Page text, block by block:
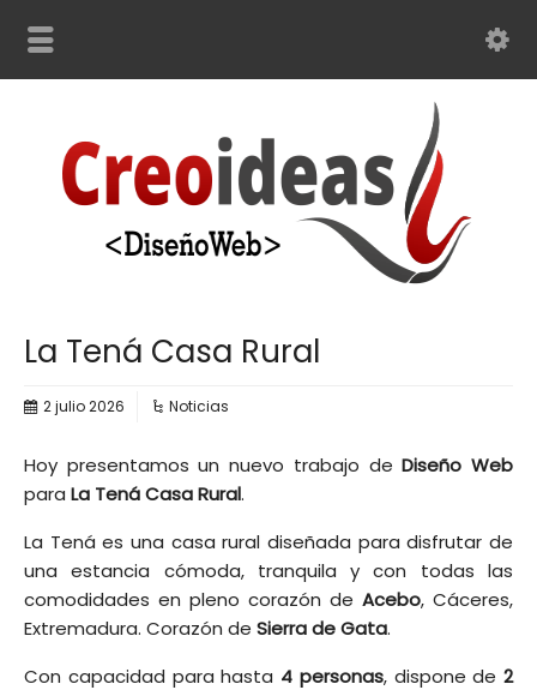
La Tená Casa Rural
2 julio 2026 Noticias
Hoy presentamos un nuevo trabajo deDiseño Web
para La Tená Casa Rural.
La Tená es una casa rural diseñada para disfrutar de
una estancia cómoda, tranquila y con todas las
comodidades en pleno corazón de Acebo, Cáceres,
Extremadura. Corazón de Sierra de Gata.
Con capacidad para hasta 4 personas, dispone de 2